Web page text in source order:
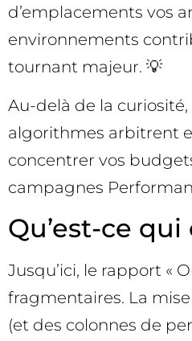
d’emplacements vos
environnements
tournant majeur. 💡
Au-delà de la
algorithmes arbitrent
concentrer vos
campagnes
Qu’est-ce
Jusqu’ici, le rapport «
fragmentaires. La
(et des colonnes de